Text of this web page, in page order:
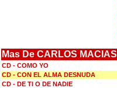
Mas De CARLOS MACIAS
CD - COMO YO
CD - CON EL ALMA DESNUDA
CD - DE TI O DE NADIE